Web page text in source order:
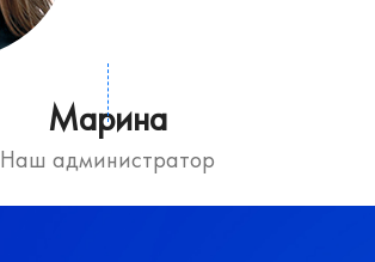
Марина
Наш администратор